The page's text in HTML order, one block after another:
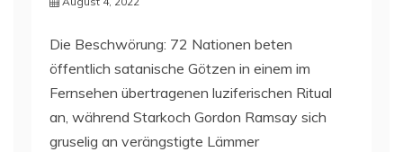
Die Beschwörung: 72 Nationen beten
öffentlich satanische Götzen in einem im
Fernsehen übertragenen luziferischen Ritual
an, während Starkoch Gordon Ramsay sich
gruselig an verängstigte Lämmer